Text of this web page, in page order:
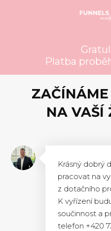
Platba
ZAČÍNÁME
NA VAŠÍ
Krásný dobrý
pracovat na
z dotačního
K vyřízení
součinnost a
telefon +420